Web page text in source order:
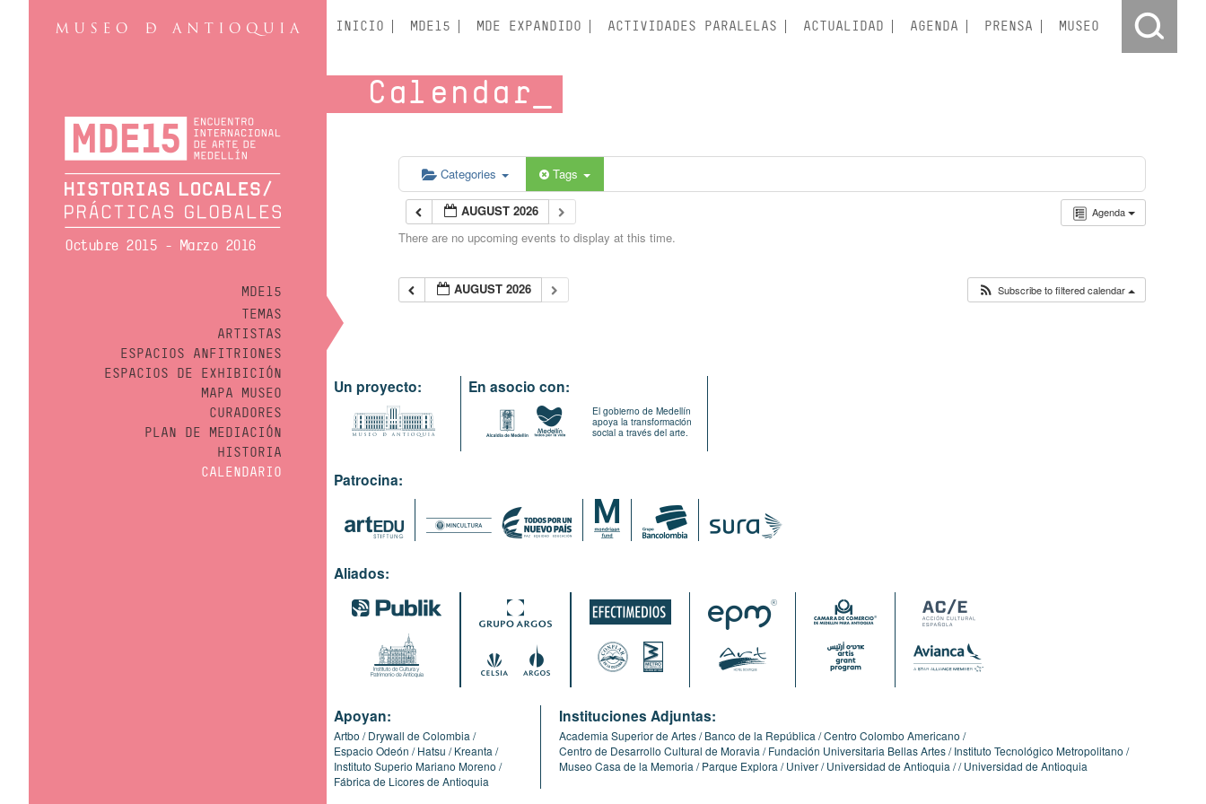
Octubre 2015 - Marzo 2016
MDE15
TEMAS
ARTISTAS
ESPACIOS ANFITRIONES
ESPACIOS DE EXHIBICIÓN
MAPA MUSEO
CURADORES
PLAN DE MEDIACIÓN
HISTORIA
CALENDARIO
INICIO MDE15 MDE EXPANDIDO ACTIVIDADES PARALELAS ACTUALIDAD AGENDA PRENSA MUSEO
Calendar
Categories Tags
Agenda
AUGUST 2026
There are no upcoming events to display at this time.
AUGUST 2026 Subscribe to filtered calendar
Un proyecto: En asocio con:
El gobierno de Medellín
apoya la transformación
social a través del arte.
Patrocina:
Aliados:
Apoyan:
Artbo
Drywall de Colombia
Espacio Odeón
Hatsu
Kreanta
Instituto Superio Mariano Moreno
Fábrica de Licores de Antioquia
Instituciones Adjuntas:
Academia Superior de Artes Banco de la República Centro Colombo Americano
Centro de Desarrollo Cultural de Moravia
Fundación Universitaria Bellas Artes Instituto Tecnológico Metropolitano
Museo Casa de la Memoria
Parque Explora Univer Universidad de Antioquia Universidad de Antioquia